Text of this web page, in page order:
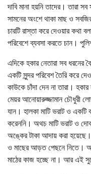
দাবি মানা হয়নি তাদের। তারা
সামনের অংশে থাকা মাছ ও
চারটি রাস্তা করে দেওয়ার কথা
পরিবেশে ব্যবসা করতে চান।
এদিকে হকার নেতারা সব ধরনের
একটি সুন্দর পরিবেশ তৈরি করে
কাউকে চাঁদা দেন না তারা।
মেয়র আনোয়ারুজ্জামান চৌধুরী
যান। হালকা মাটি ভরাট ও
করেননি। অথচ মাটি ভরাট ও
অঙ্কের টাকা আদায় করা
ও মাছের আড়ত পেছনে নিতে।
মাঠের কাজ হচ্ছে না। আর এই